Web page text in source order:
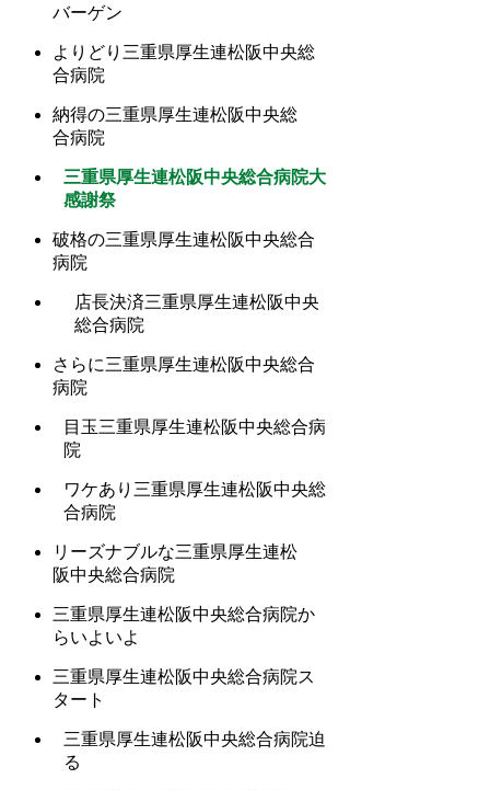
バーゲン
よりどり三重県厚生連松阪中央総
合病院
納得の三重県厚生連松阪中央総
合病院
三重県厚生連松阪中央総合病院大
感謝祭
破格の三重県厚生連松阪中央総合
病院
店長決済三重県厚生連松阪中央
総合病院
さらに三重県厚生連松阪中央総合
病院
目玉三重県厚生連松阪中央総合病
院
ワケあり三重県厚生連松阪中央総
合病院
リーズナブルな三重県厚生連松
阪中央総合病院
三重県厚生連松阪中央総合病院か
らいよいよ
三重県厚生連松阪中央総合病院ス
タート
三重県厚生連松阪中央総合病院迫
る